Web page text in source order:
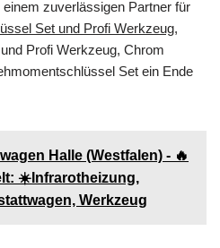
zuverlässigen Partner für
Set und Profi Werkzeug,
und Profi Werkzeug, Chrom
Set ein Ende
Halle (Westfalen) - 🔥
☀️Infrarotheizung,
Werkzeug